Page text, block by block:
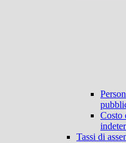
Costo
Tassi di